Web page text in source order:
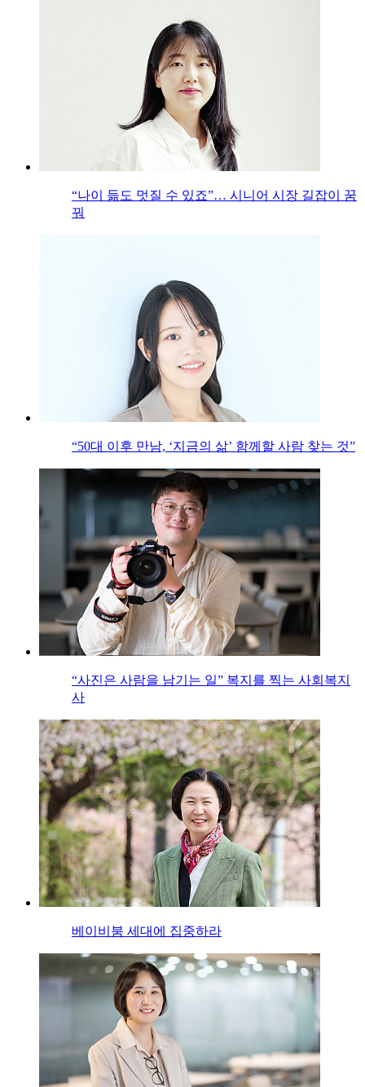
“나이 듦도 멋질 수 있죠”… 시니어 시장 길잡이 꿈
꿔
“50대 이후 만남, ‘지금의 삶’ 함께할 사람 찾는 것”
“사진은 사람을 남기는 일” 복지를 찍는 사회복지
사
베이비붐 세대에 집중하라